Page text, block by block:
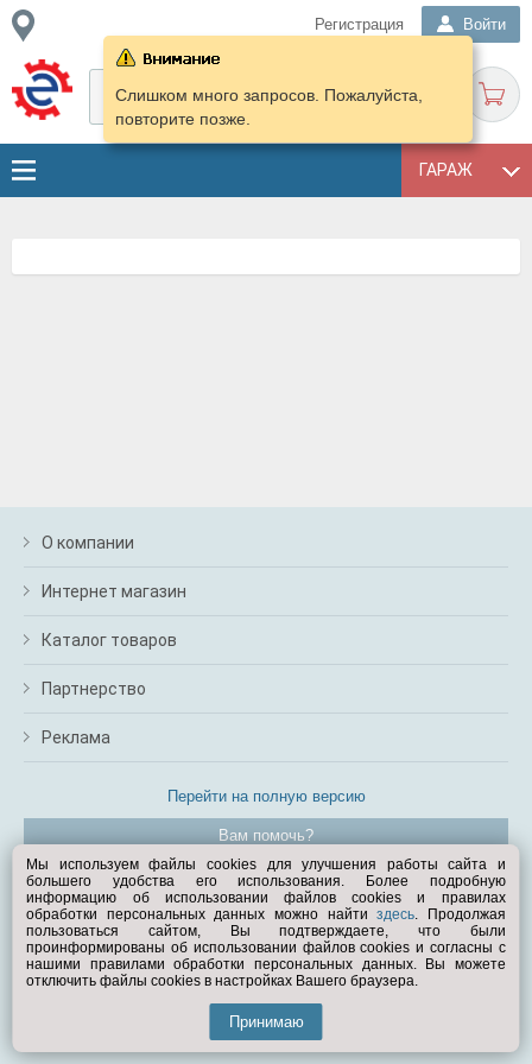
Регистрация Войти
ГАРАЖ
Слишком много запросов. Пожалуйста,
повторите позже.
О компании
Интернет магазин
Каталог товаров
Партнерство
Реклама
Перейти на полную версию
Вам помочь?
© Exist.ru 1998—2026
Мы используем файлы cookies для улучшения работы сайта и
большего удобства его использования. Более подробную
информацию об использовании файлов cookies и правилах
обработки персональных данных можно найтиздесь. Продолжая
пользоваться сайтом, Вы подтверждаете, что были
проинформированы об использовании файлов cookies и согласны с
нашими правилами обработки персональных данных. Вы можете
отключить файлы cookies в настройках Вашего браузера.
Принимаю